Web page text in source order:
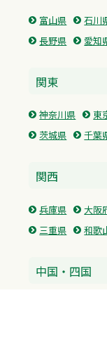
富山県 石川
長野県
愛知
関東
神奈川県 東
茨城県
千葉
関西
兵庫県 大阪
三重県
和歌
中国・四国